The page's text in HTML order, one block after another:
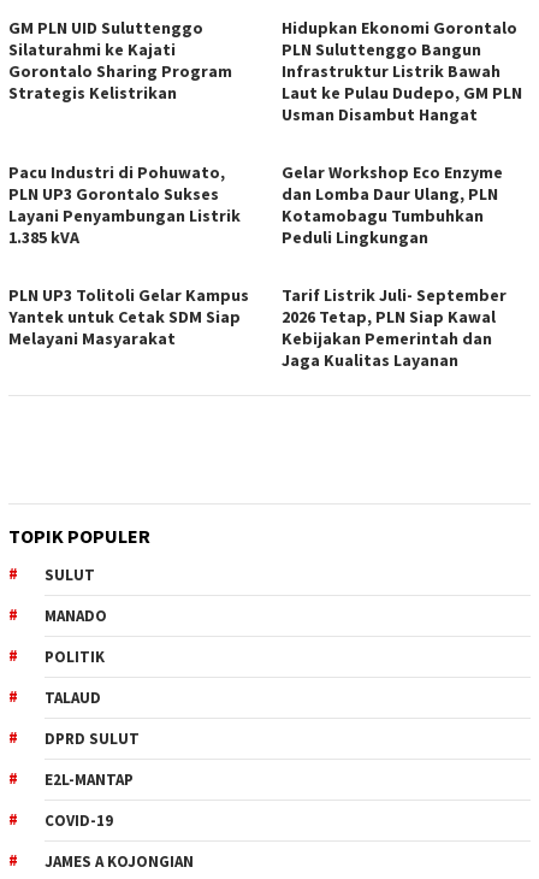
GM PLN UID Suluttenggo
Silaturahmi ke Kajati
Gorontalo Sharing Program
Strategis Kelistrikan
Hidupkan Ekonomi Gorontalo
PLN Suluttenggo Bangun
Infrastruktur Listrik Bawah
Laut ke Pulau Dudepo, GM PLN
Usman Disambut Hangat
Pacu Industri di Pohuwato,
PLN UP3 Gorontalo Sukses
Layani Penyambungan Listrik
1.385 kVA
Gelar Workshop Eco Enzyme
dan Lomba Daur Ulang, PLN
Kotamobagu Tumbuhkan
Peduli Lingkungan
PLN UP3 Tolitoli Gelar Kampus
Yantek untuk Cetak SDM Siap
Melayani Masyarakat
Tarif Listrik Juli- September
2026 Tetap, PLN Siap Kawal
Kebijakan Pemerintah dan
Jaga Kualitas Layanan
TOPIK POPULER
SULUT
MANADO
POLITIK
TALAUD
DPRD SULUT
E2L-MANTAP
COVID-19
JAMES A KOJONGIAN